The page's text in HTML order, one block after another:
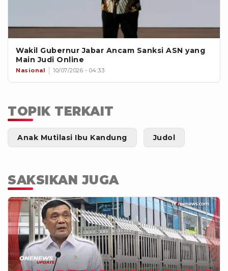
Wakil Gubernur Jabar Ancam Sanksi ASN yang
Main Judi Online
Nasional 10/07/2026 - 04:33
TOPIK TERKAIT
Anak Mutilasi Ibu Kandung Judol
SAKSIKAN JUGA